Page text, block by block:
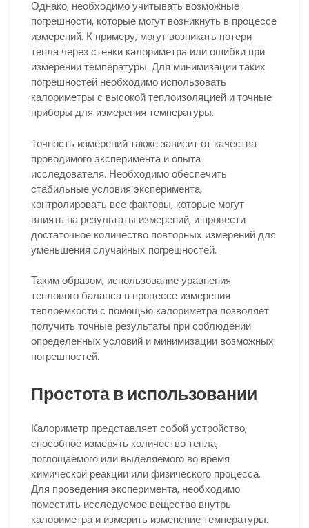
Однако, необходимо учитывать возможные
погрешности, которые могут возникнуть в процессе
измерений. К примеру, могут возникать потери
тепла через стенки калориметра или ошибки при
измерении температуры. Для минимизации таких
погрешностей необходимо использовать
калориметры с высокой теплоизоляцией и точные
приборы для измерения температуры.
Точность измерений также зависит от качества
проводимого эксперимента и опыта
исследователя. Необходимо обеспечить
стабильные условия эксперимента,
контролировать все факторы, которые могут
влиять на результаты измерений, и провести
достаточное количество повторных измерений для
уменьшения случайных погрешностей.
Таким образом, использование уравнения
теплового баланса в процессе измерения
теплоемкости с помощью калориметра позволяет
получить точные результаты при соблюдении
определенных условий и минимизации возможных
погрешностей.
Простота в использовании
Калориметр представляет собой устройство,
способное измерять количество тепла,
поглощаемого или выделяемого во время
химической реакции или физического процесса.
Для проведения эксперимента, необходимо
поместить исследуемое вещество внутрь
калориметра и измерить изменение температуры.